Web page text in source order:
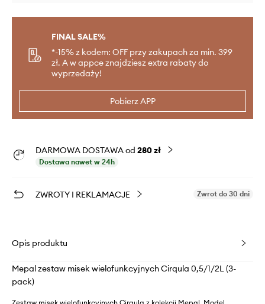
FINAL SALE%
*-15% z kodem: OFF przy zakupach za min. 399
zł. A w appce znajdziesz extra rabaty do
wyprzedaży!
Pobierz APP
DARMOWA DOSTAWA od 280 zł
Dostawa nawet w 24h
ZWROTY I REKLAMACJE Zwrot do 30 dni
Opis produktu
Mepal zestaw misek wielofunkcyjnych Cirqula 0,5/1/2L (3-
pack)